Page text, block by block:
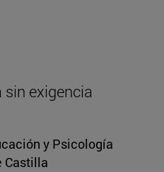
sin exigencia
y Psicología
Castilla